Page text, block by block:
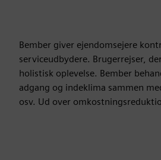
Bember giver ejendomsejere
serviceudbydere. Brugerrejser,
holistisk oplevelse. Bember
adgang og indeklima sammen
osv. Ud over